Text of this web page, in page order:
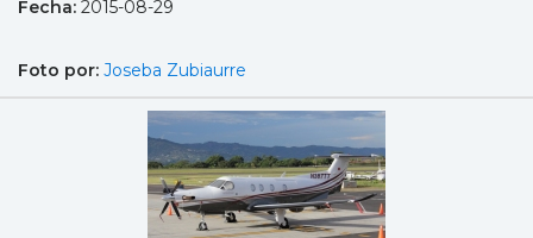
Fecha: 2015-08-29
Foto por: Joseba Zubiaurre